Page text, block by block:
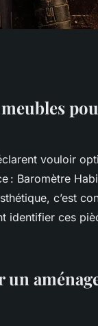
vouloir
: Baromètre
c’est
identifier ces
un